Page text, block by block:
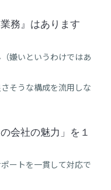
務』はあります
嫌いというわけではあ
そうな構成を流用しな
会社の魅力」を１
ートを一貫して対応で